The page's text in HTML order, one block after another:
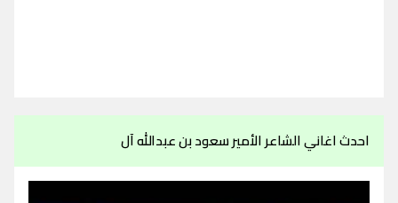
احدث اغاني الشاعر الأمير سعود بن عبدالله آل